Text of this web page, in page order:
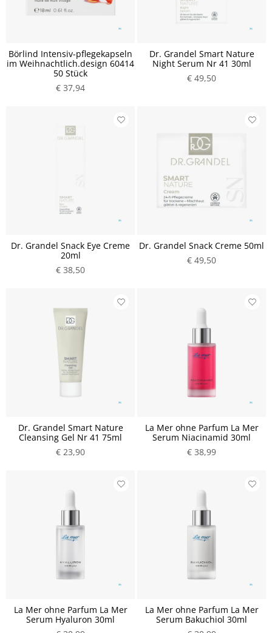
Börlind Intensiv-pflegekapseln
im Weihnachtlich.design 60414
50 Stück
€ 37,94
Dr. Grandel Smart Nature
Night Serum Nr 41 30ml
€ 49,50
Dr. Grandel Snack Eye Creme
20ml
€ 38,50
Dr. Grandel Snack Creme 50ml
€ 49,50
Dr. Grandel Smart Nature
Cleansing Gel Nr 41 75ml
€ 23,90
La Mer ohne Parfum La Mer
Serum Niacinamid 30ml
€ 38,99
La Mer ohne Parfum La Mer
Serum Hyaluron 30ml
La Mer ohne Parfum La Mer
Serum Bakuchiol 30ml